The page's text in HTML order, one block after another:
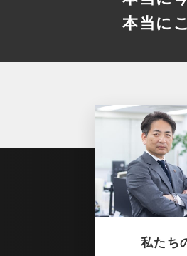
本当に
私たち